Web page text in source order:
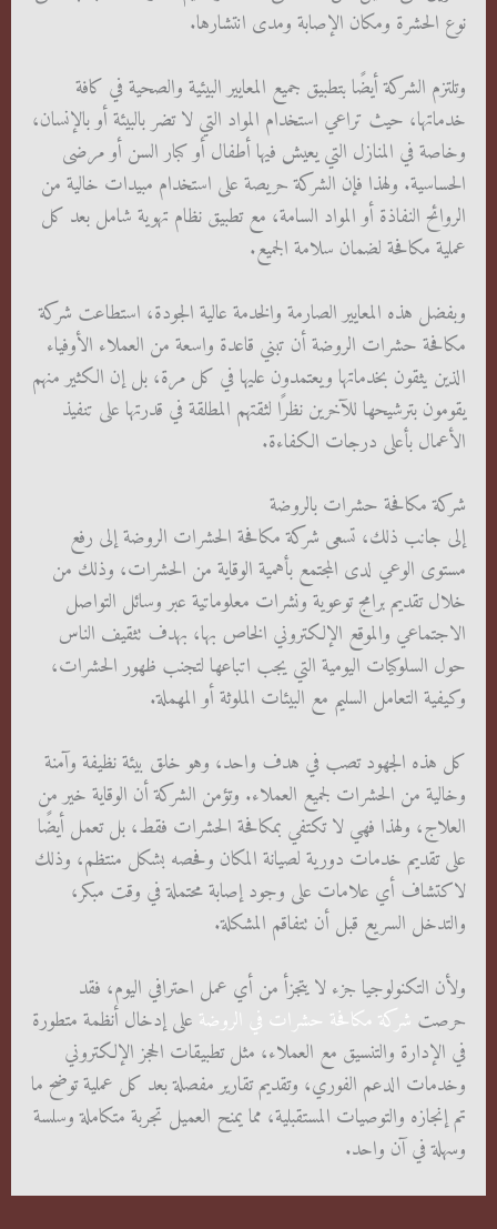
نوع الحشرة ومكان الإصابة ومدى انتشارها.
وتلتزم الشركة أيضًا بتطبيق جميع المعايير البيئية والصحية في كافة
خدماتها، حيث تراعي استخدام المواد التي لا تضر بالبيئة أو بالإنسان،
وخاصة في المنازل التي يعيش فيها أطفال أو كبار السن أو مرضى
الحساسية. ولهذا فإن الشركة حريصة على استخدام مبيدات خالية من
الروائح النفاذة أو المواد السامة، مع تطبيق نظام تهوية شامل بعد كل
عملية مكافحة لضمان سلامة الجميع.
وبفضل هذه المعايير الصارمة والخدمة عالية الجودة، استطاعت شركة
مكافحة حشرات الروضة أن تبني قاعدة واسعة من العملاء الأوفياء
الذين يثقون بخدماتها ويعتمدون عليها في كل مرة، بل إن الكثير منهم
يقومون بترشيحها للآخرين نظرًا لثقتهم المطلقة في قدرتها على تنفيذ
الأعمال بأعلى درجات الكفاءة.
شركة مكافحة حشرات بالروضة
إلى جانب ذلك، تسعى شركة مكافحة الحشرات الروضة إلى رفع
مستوى الوعي لدى المجتمع بأهمية الوقاية من الحشرات، وذلك من
خلال تقديم برامج توعوية ونشرات معلوماتية عبر وسائل التواصل
الاجتماعي والموقع الإلكتروني الخاص بها، بهدف تثقيف الناس
حول السلوكيات اليومية التي يجب اتباعها لتجنب ظهور الحشرات،
وكيفية التعامل السليم مع البيئات الملوثة أو المهملة.
كل هذه الجهود تصب في هدف واحد، وهو خلق بيئة نظيفة وآمنة
وخالية من الحشرات لجميع العملاء. وتؤمن الشركة أن الوقاية خير من
العلاج، ولهذا فهي لا تكتفي بمكافحة الحشرات فقط، بل تعمل أيضًا
على تقديم خدمات دورية لصيانة المكان وفحصه بشكل منتظم، وذلك
لاكتشاف أي علامات على وجود إصابة محتملة في وقت مبكر،
والتدخل السريع قبل أن تتفاقم المشكلة.
ولأن التكنولوجيا جزء لا يتجزأ من أي عمل احترافي اليوم، فقد
حرصت شركة مكافحة حشرات في الروضة على إدخال أنظمة متطورة
في الإدارة والتنسيق مع العملاء، مثل تطبيقات الحجز الإلكتروني
وخدمات الدعم الفوري، وتقديم تقارير مفصلة بعد كل عملية توضح ما
تم إنجازه والتوصيات المستقبلية، مما يمنح العميل تجربة متكاملة وسلسة
وسهلة في آن واحد.